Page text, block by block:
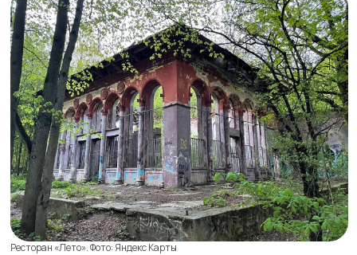
© ИП Абибуллаева Э.Э. Все права защищены
ИНН 233710163987 и ОГРНИП 318237500287753
*Компания Meta Platforms Inc. признана экстремистской
организацией, ее деятельность на территории России
запрещена
Создание сайтов: @imarketina